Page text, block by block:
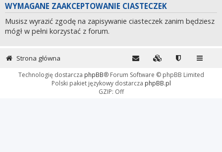
WYMAGANE ZAAKCEPTOWANIE CIASTECZEK
Musisz wyrazić zgodę na zapisywanie ciasteczek zanim będziesz
mógł w pełni korzystać z forum.
Strona główna
Technologię dostarcza phpBB® Forum Software © phpBB Limited
Polski pakiet językowy dostarcza phpBB.pl
GZIP: Off